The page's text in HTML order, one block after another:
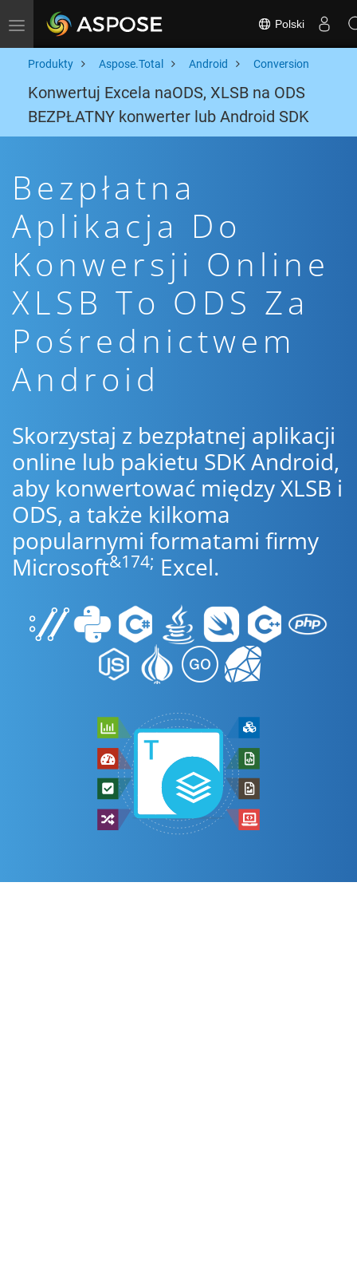
Toggle navigation Polski
Produkty Aspose.Total Android Conversion
Konwertuj Excela naODS, XLSB na ODS
BEZPŁATNY konwerter lub Android SDK
Bezpłatna
Aplikacja Do
Konwersji Online
XLSB To ODS Za
Pośrednictwem
Android
Skorzystaj z bezpłatnej aplikacji
online lub pakietu SDK Android,
aby konwertować między XLSB i
ODS, a także kilkoma
popularnymi formatami firmy
Microsoft&174; Excel.